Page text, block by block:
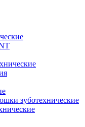
зуботехнические